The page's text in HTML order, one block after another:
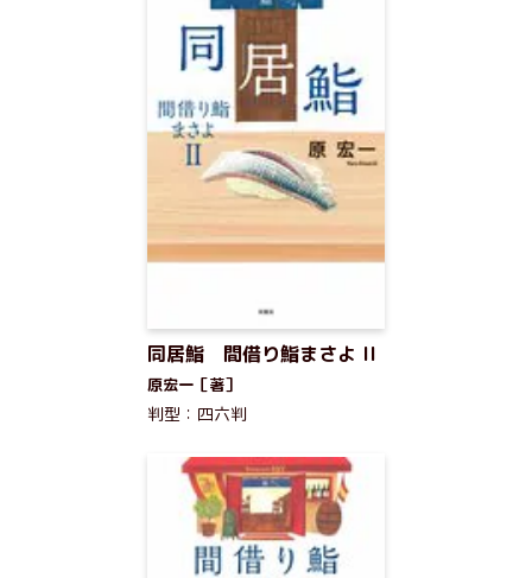
同居鮨 間借り鮨まさよ II
原宏一［著］
判型：四六判